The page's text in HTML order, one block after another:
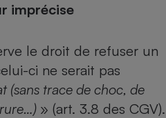
imprécise
le droit de refuser un
ci ne serait pas
(sans trace de choc, de
» (art. 3.8 des CGV).